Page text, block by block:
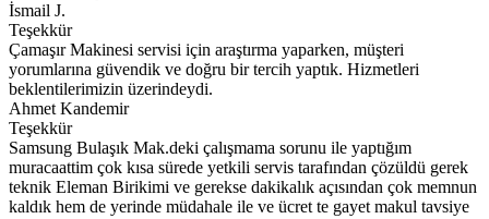
İsmail J.
Teşekkür
Çamaşır Makinesi servisi için araştırma yaparken, müşteri
yorumlarına güvendik ve doğru bir tercih yaptık. Hizmetleri
beklentilerimizin üzerindeydi.
Ahmet Kandemir
Teşekkür
Samsung Bulaşık Mak.deki çalışmama sorunu ile yaptığım
muracaattim çok kısa sürede yetkili servis tarafından çözüldü gerek
teknik Eleman Birikimi ve gerekse dakikalık açısından çok memnun
kaldık hem de yerinde müdahale ile ve ücret te gayet makul tavsiye